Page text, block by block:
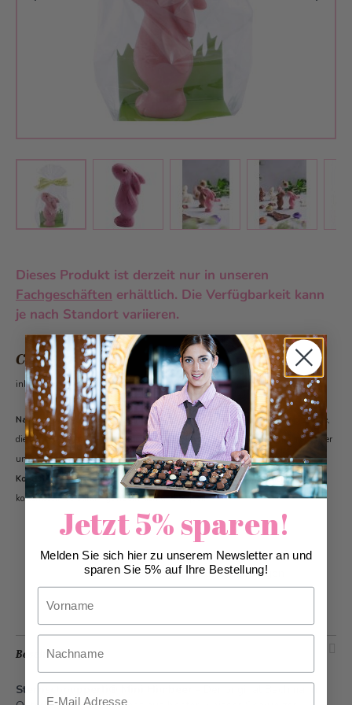
View larger imageView larger imageView larger image
Dieses Produkt ist derzeit nur in unseren
Fachgeschäften erhältlich. Die Verfügbarkeit kann
je nach Standort variieren.
CHF 3.70
inkl. 2.6% MwSt.
Nachhaltige Schokolade: Geniesse unsere hochwertigen Schokoladenprodukte,
die mit Verantwortung und Nachhaltigkeit hergestellt werden.Erfahre mehr über
unsere nachhaltige Schokoladenproduktion.
Kostenloser Versand: :Ab einer Bestellung von CHF 60.00 profitierst du von
kostenlosem Versand – ganz einfach und bequem!
Zur Wunschliste hinzufügen
Beschreibung
Sternschnupperli® Mini Himbeer
Jetzt 5% sparen!
Melden Sie sich hier zu unserem Newsletter an und
sparen Sie 5% auf Ihre Bestellung!
Nachname